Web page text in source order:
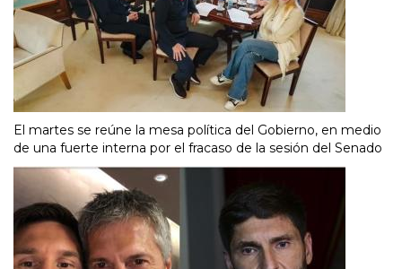
El martes se reúne la mesa política del Gobierno, en medio
de una fuerte interna por el fracaso de la sesión del Senado